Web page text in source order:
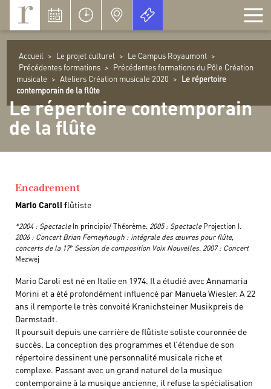
Accueil > Le projet culturel > Le Campus Royaumont >
Précédentes formations > Précédentes formations du Pôle Création
musicale > Ateliers Création musicale 2020 > Le répertoire
contemporain de la flûte
Le répertoire contemporain
de la flûte
Encadrement
Mario Caroli flûtiste
*2004 : SpectacleIn principio/ Théorème. 2005 : Spectacle Projection I.
2006 : Concert Brian Ferneyhough : intégrale des œuvres pour flûte,
concerts de la 17e Session de composition Voix Nouvelles. 2007 : Concert
Mezwej
Mario Caroli est né en Italie en 1974. Il a étudié avec Annamaria
Morini et a été profondément influencé par Manuela Wiesler. A 22
ans il remporte le très convoité Kranichsteiner Musikpreis de
Darmstadt.
Il poursuit depuis une carrière de flûtiste soliste couronnée de
succès. La conception des programmes et l’étendue de son
répertoire dessinent une personnalité musicale riche et
complexe. Passant avec un grand naturel de la musique
contemporaine à la musique ancienne, il refuse la spécialisation
Panneau de gestion des cookies